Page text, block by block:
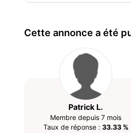
Cette annonce a été
Patrick L.
Membre depuis 7 mois
Taux de réponse : 33.33 %